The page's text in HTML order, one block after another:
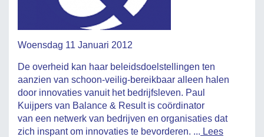
Woensdag 11 Januari 2012
De overheid kan haar beleidsdoelstellingen ten
aanzien van schoon-veilig-bereikbaar alleen halen
door innovaties vanuit het bedrijfsleven. Paul
Kuijpers van Balance & Result is coördinator
van een netwerk van bedrijven en organisaties dat
zich inspant om innovaties te bevorderen. ... Lees